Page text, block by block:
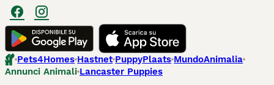
Pets4Homes Hastnet PuppyPlaats MundoAnimalia
Annunci Animali Lancaster Puppies